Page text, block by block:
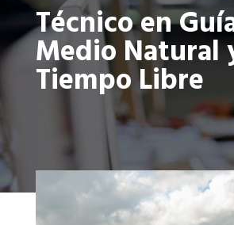
Técnico en
Medio Natural
Tiempo Libre